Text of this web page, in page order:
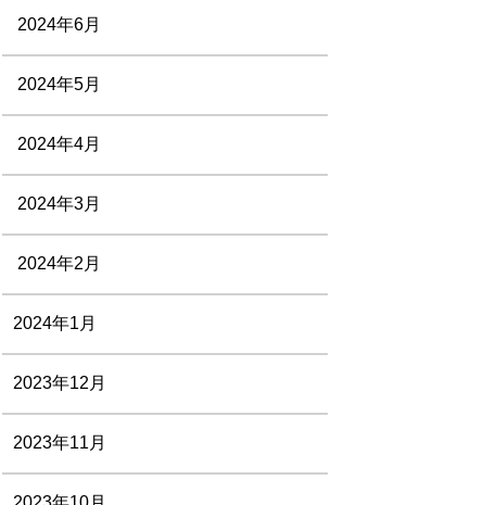
2024年6月
2024年5月
2024年4月
2024年3月
2024年2月
2024年1月
2023年12月
2023年11月